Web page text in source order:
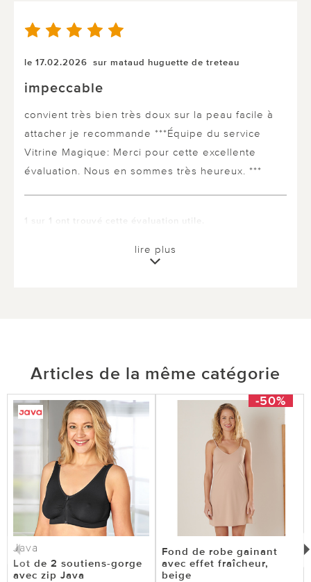
le 17.02.2026 sur mataud huguette de treteau
impeccable
convient très bien très doux sur la peau facile à
attacher je recommande ***Équipe du service
Vitrine Magique: Merci pour cette excellente
évaluation. Nous en sommes très heureux. ***
1 sur 1 ont trouvé cette évaluation utile.
pas utile
lire plus
Articles de la même catégorie
Java
Lot de 2 soutiens-gorge
avec zip Java
-50%
Fond de robe gainant
avec effet fraîcheur,
beige